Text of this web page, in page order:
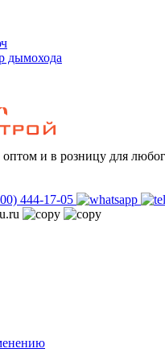
дымохода
оптом и в розницу для
444-17-05